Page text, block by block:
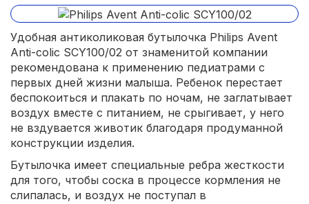
Удобная антиколиковая бутылочка Philips Avent
Anti-colic SCY100/02 от знаменитой компании
рекомендована к применению педиатрами с
первых дней жизни малыша. Ребенок перестает
беспокоиться и плакать по ночам, не заглатывает
воздух вместе с питанием, не срыгивает, у него
не вздувается животик благодаря продуманной
конструкции изделия.
Бутылочка имеет специальные ребра жесткости
для того, чтобы соска в процессе кормления не
слипалась, и воздух не поступал в